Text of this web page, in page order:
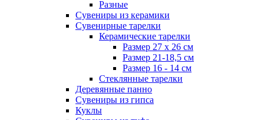
Разные
Сувениры из керамики
Сувенирные тарелки
Керамические тарелки
Размер 27 х 26 см
Размер 21-18,5 см
Размер 16 - 14 см
Стеклянные тарелки
Деревянные панно
Сувениры из гипса
Куклы